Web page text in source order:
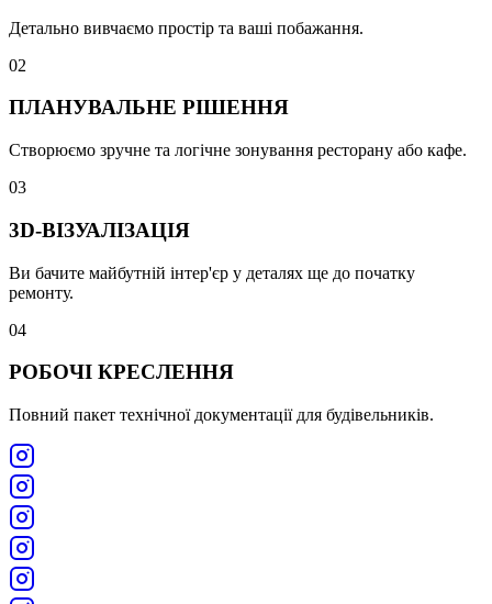
Детально вивчаємо простір та ваші побажання.
02
ПЛАНУВАЛЬНЕ РІШЕННЯ
Створюємо зручне та логічне зонування ресторану або кафе.
03
3D-ВІЗУАЛІЗАЦІЯ
Ви бачите майбутній інтер'єр у деталях ще до початку
ремонту.
04
РОБОЧІ КРЕСЛЕННЯ
Повний пакет технічної документації для будівельників.